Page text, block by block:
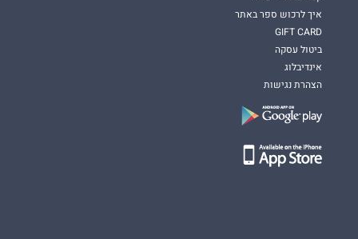
איך לרכוש ספר באתר
GIFT CARD
ביטול עסקה
אינדיבלוג
הצהרת נגישות